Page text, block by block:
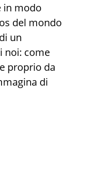
in modo
del mondo
un
noi: come
proprio da
di